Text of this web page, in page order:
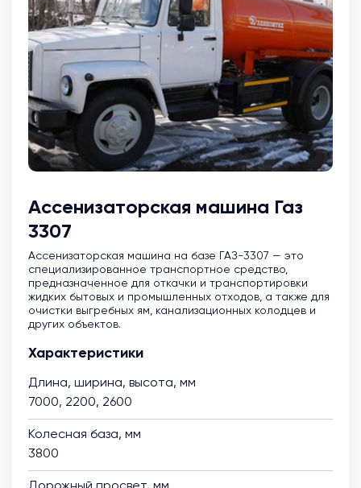
Ассенизаторская машина Газ
3307
Ассенизаторская машина на базе ГАЗ-3307 — это
специализированное транспортное средство,
предназначенное для откачки и транспортировки
жидких бытовых и промышленных отходов, а также для
очистки выгребных ям, канализационных колодцев и
других объектов.
Характеристики
Длина, ширина, высота, мм
7000, 2200, 2600
Колесная база, мм
3800